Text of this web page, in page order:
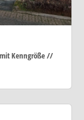
mit Kenngröße //